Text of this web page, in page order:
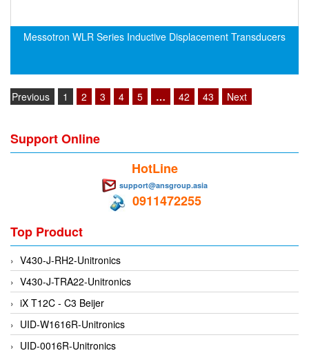
Flow-Mon
FMS Vietnam
Fomotech Vietnam
Fortress
Fossil Power Systems
FPZ
Francia Srl Vietnam
Francis Vietnam
FRANKE
Messotron WLR Series Inductive Displacement Transducers
Previous 1 2 3 4 5 … 42 43 Next
Support Online
HotLine
support@ansgroup.asia
0911472255
Top Product
V430-J-RH2-Unitronics
V430-J-TRA22-Unitronics
iX T12C - C3 Beijer
UID-W1616R-Unitronics
UID-0016R-Unitronics